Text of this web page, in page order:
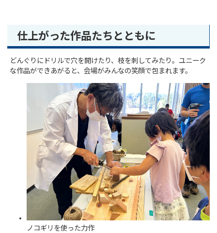
仕上がった作品たちとともに
どんぐりにドリルで穴を開けたり、枝を刺してみたり。ユニーク
な作品ができあがると、会場がみんなの笑顔で包まれます。
ノコギリを使った力作